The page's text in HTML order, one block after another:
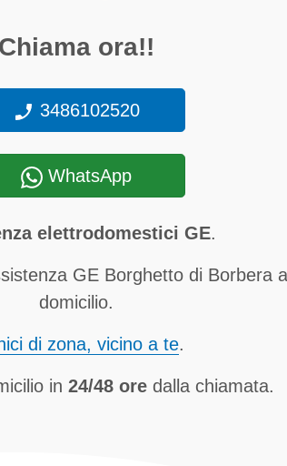
Chiama ora!!
3486102520
WhatsApp
elettrodomestici GE.
GE Borghetto di Borbera a
domicilio.
di zona, vicino a te.
in 24/48 ore dalla chiamata.